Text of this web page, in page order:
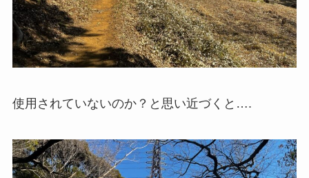
使用されていないのか？と思い近づくと….